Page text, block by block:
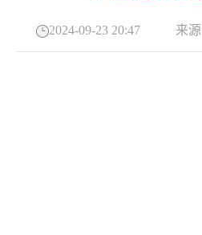
2024-09-23 20:47 来源